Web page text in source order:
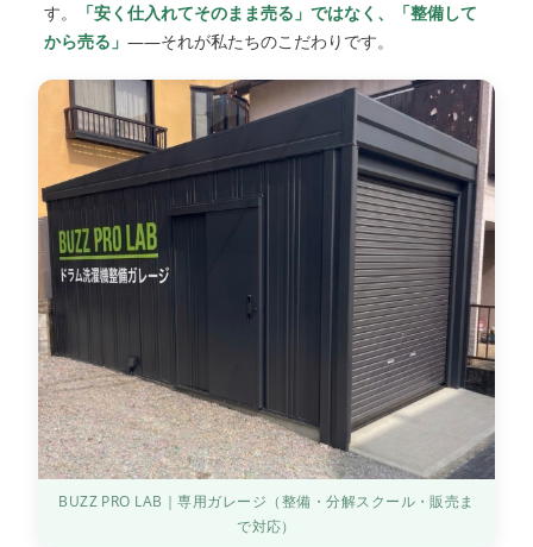
す。
「安く仕入れてそのまま売る」ではなく、「整備して
から売る」 ——それが私たちのこだわりです。
BUZZ PRO LAB｜専用ガレージ（整備・分解スクール・販売ま
で対応）